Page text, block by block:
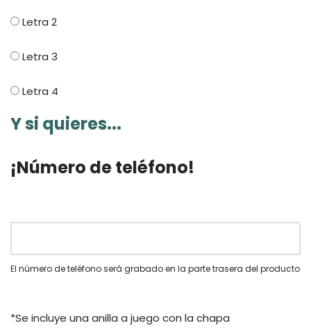
Letra 2
Letra 3
Letra 4
Y si quieres...
¡Número de teléfono!
El número de teléfono será grabado en la parte trasera del producto
*Se incluye una anilla a juego con la chapa